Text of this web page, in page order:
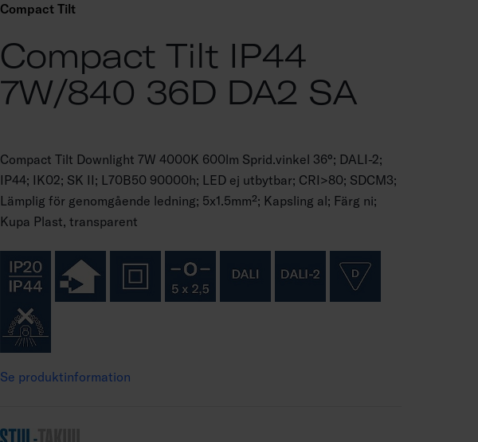
Compact Tilt
Compact Tilt IP44
7W/840 36D DA2 SA
Compact Tilt Downlight 7W 4000K 600lm Sprid.vinkel 36°; DALI-2;
IP44; IK02; SK II; L70B50 90000h; LED ej utbytbar; CRI>80; SDCM3;
Lämplig för genomgående ledning; 5x1.5mm²; Kapsling al; Färg ni;
Kupa Plast, transparent
Se produktinformation